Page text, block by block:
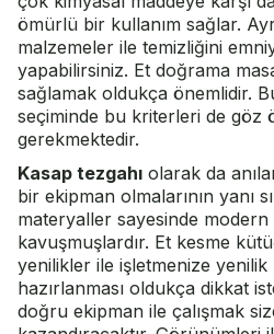
ömürlü bir kullanım sağlar.
malzemeler ile temizliğini
yapabilirsiniz. Et doğrama
sağlamak oldukça önemlidir.
seçiminde bu kriterleri de göz
gerekmektedir.
Kasap tezgahı olarak da
bir ekipman olmalarının yanı
materyaller sayesinde
kavuşmuşlardır. Et kesme
yenilikler ile işletmenize yenilik
hazırlanması oldukça dikkat
doğru ekipman ile çalışmak